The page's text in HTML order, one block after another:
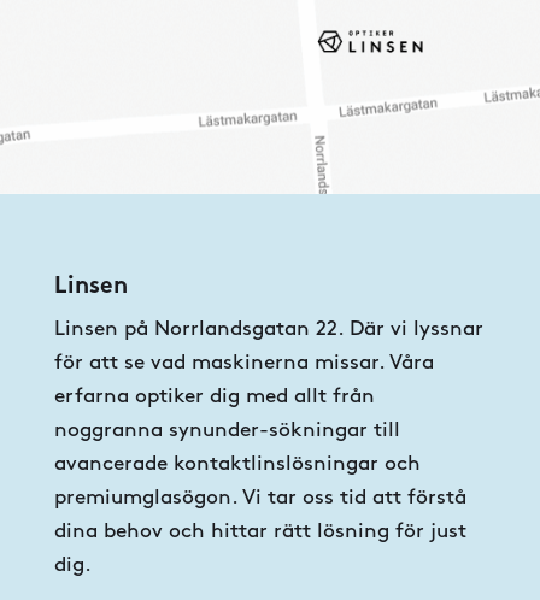
Linsen
Linsen på Norrlandsgatan 22. Där vi lyssnar
för att se vad maskinerna missar. Våra
erfarna optiker dig med allt från
noggranna synunder-sökningar till
avancerade kontaktlinslösningar och
premiumglasögon. Vi tar oss tid att förstå
dina behov och hittar rätt lösning för just
dig.